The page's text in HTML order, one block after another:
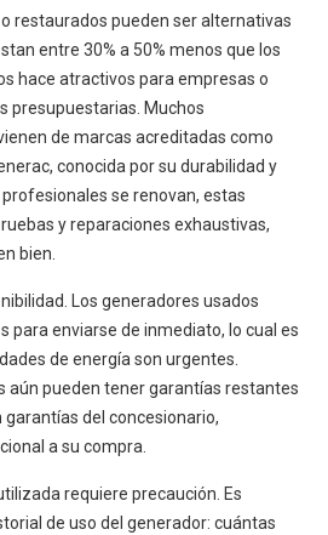
restaurados pueden ser alternativas
entre 30% a 50% menos que los
hace atractivos para empresas o
presupuestarias. Muchos
de marcas acreditadas como
conocida por su durabilidad y
se renovan, estas
y reparaciones exhaustivas,
bien.
Los generadores usados
para enviarse de inmediato, lo cual es
de energía son urgentes.
aún pueden tener garantías restantes
del concesionario,
a su compra.
requiere precaución. Es
de uso del generador: cuántas